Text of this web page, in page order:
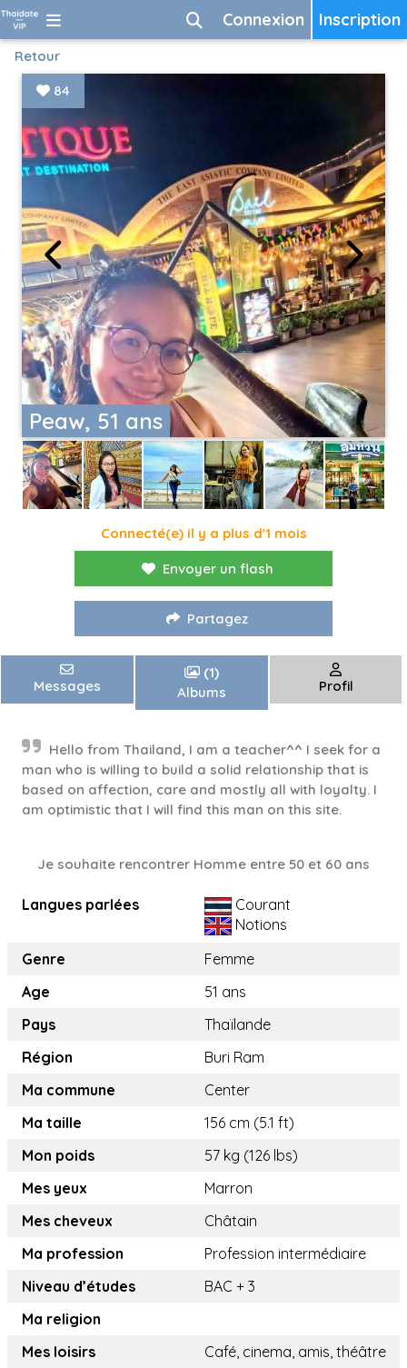
Inscription
Connexion
Retour
Peaw, 51 ans
84
Connecté(e) il y a plus d'1 mois
Envoyer un flash
Partagez
Messages
(1)
Albums
Profil
Hello from Thailand, I am a teacher^^ I seek for a
man who is willing to build a solid relationship that is
based on affection, care and mostly all with loyalty. I
am optimistic that I will find this man on this site.
Je souhaite rencontrer Homme entre 50 et 60 ans
Langues parlées
Courant
Notions
Genre
Femme
Age
51 ans
Pays
Thaïlande
Région
Buri Ram
Ma commune
Center
Ma taille
156 cm (5.1 ft)
Mon poids
57 kg (126 lbs)
Mes yeux
Marron
Mes cheveux
Châtain
Ma profession
Profession intermédiaire
Niveau d’études
BAC + 3
Ma religion
Mes loisirs
Café, cinema, amis, théâtre